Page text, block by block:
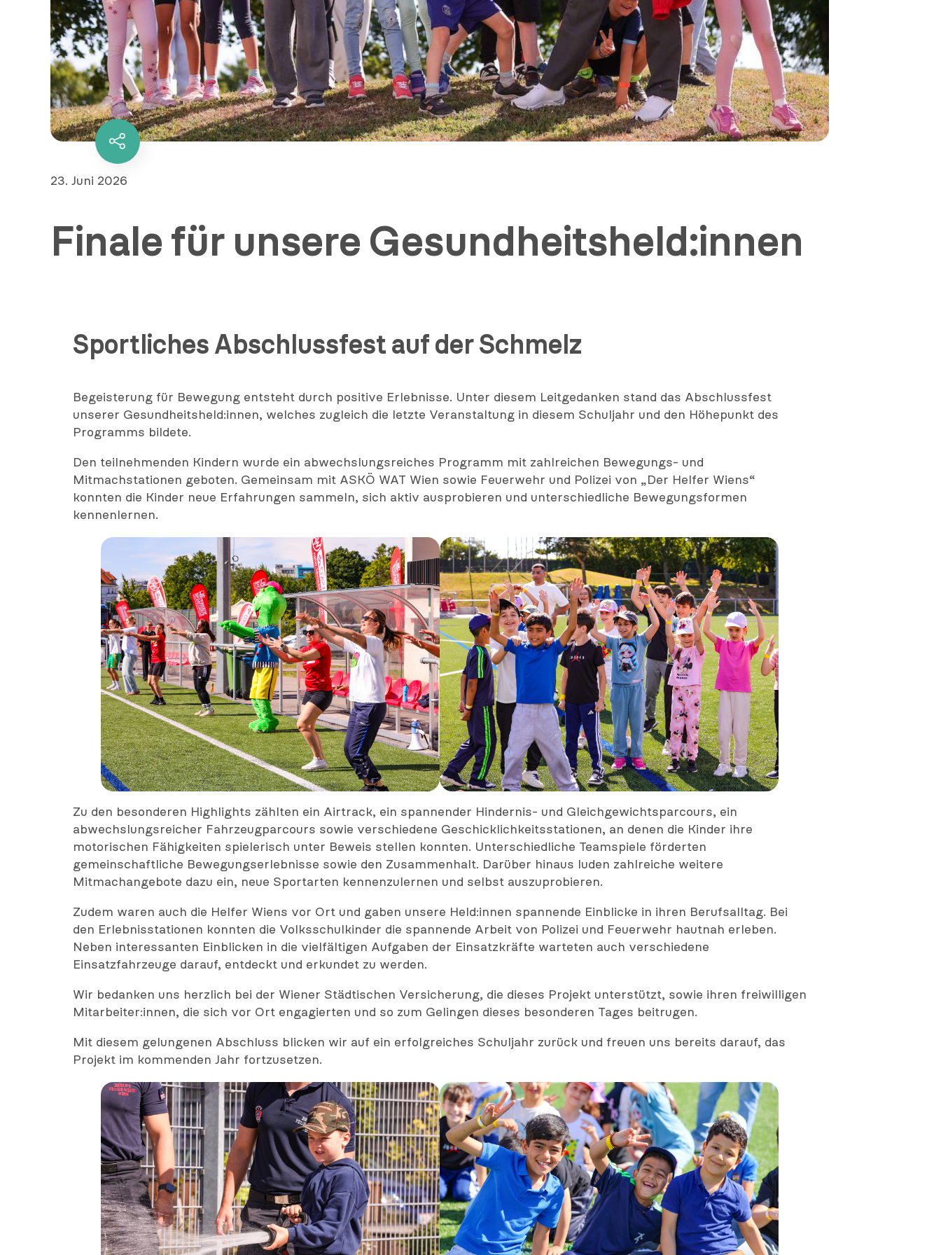
Diesen
Inhalt
teilen
Veröffentlicht
23. Juni 2026
Finale für unsere Gesundheitsheld:innen
Sportliches Abschlussfest auf der Schmelz
Begeisterung für Bewegung entsteht durch positive Erlebnisse. Unter diesem Leitgedanken stand das Abschlussfest
unserer Gesundheitsheld:innen, welches zugleich die letzte Veranstaltung in diesem Schuljahr und den Höhepunkt des
Programms bildete.
Den teilnehmenden Kindern wurde ein abwechslungsreiches Programm mit zahlreichen Bewegungs- und
Mitmachstationen geboten. Gemeinsam mit ASKÖ WAT Wien sowie Feuerwehr und Polizei von „Der Helfer Wiens“
konnten die Kinder neue Erfahrungen sammeln, sich aktiv ausprobieren und unterschiedliche Bewegungsformen
kennenlernen.
Zu den besonderen Highlights zählten ein Airtrack, ein spannender Hindernis- und Gleichgewichtsparcours, ein
abwechslungsreicher Fahrzeugparcours sowie verschiedene Geschicklichkeitsstationen, an denen die Kinder ihre
motorischen Fähigkeiten spielerisch unter Beweis stellen konnten. Unterschiedliche Teamspiele förderten
gemeinschaftliche Bewegungserlebnisse sowie den Zusammenhalt. Darüber hinaus luden zahlreiche weitere
Mitmachangebote dazu ein, neue Sportarten kennenzulernen und selbst auszuprobieren.
Zudem waren auch die Helfer Wiens vor Ort und gaben unsere Held:innen spannende Einblicke in ihren Berufsalltag. Bei
den Erlebnisstationen konnten die Volksschulkinder die spannende Arbeit von Polizei und Feuerwehr hautnah erleben.
Neben interessanten Einblicken in die vielfältigen Aufgaben der Einsatzkräfte warteten auch verschiedene
Einsatzfahrzeuge darauf, entdeckt und erkundet zu werden.
Wir bedanken uns herzlich bei der Wiener Städtischen Versicherung, die dieses Projekt unterstützt, sowie ihren freiwilligen
Mitarbeiter:innen, die sich vor Ort engagierten und so zum Gelingen dieses besonderen Tages beitrugen.
Mit diesem gelungenen Abschluss blicken wir auf ein erfolgreiches Schuljahr zurück und freuen uns bereits darauf, das
Projekt im kommenden Jahr fortzusetzen.